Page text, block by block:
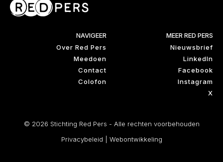
NAVIGEER
Over Red Pers
Meedoen
Contact
Colofon
MEER RED PERS
Nieuwsbrief
LinkedIn
Facebook
Instagram
X
© 2026 Stichting Red Pers - Alle rechten voorbehouden
Privacybeleid
Webontwikkeling